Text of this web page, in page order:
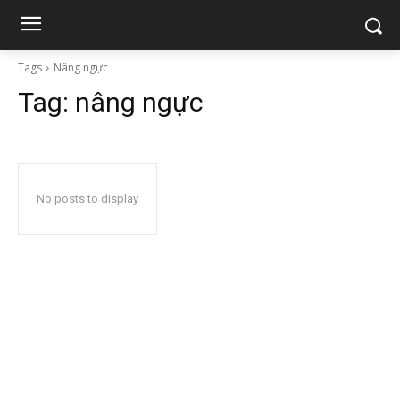
Tags Nâng ngực
Tag: nâng ngực
No posts to display